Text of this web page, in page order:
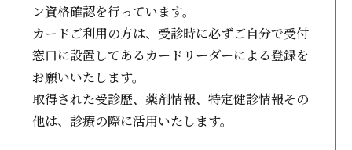
ン資格確認を行っています。
カードご利用の方は、受診時に必ずご自分で受付
窓口に設置してあるカードリーダーによる登録を
お願いいたします。
取得された受診歴、薬剤情報、特定健診情報その
他は、診療の際に活用いたします。